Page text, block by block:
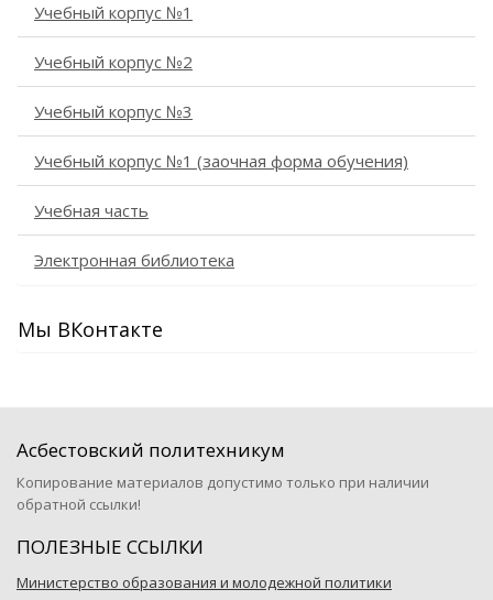
Учебный корпус №1
Учебный корпус №2
Учебный корпус №3
Учебный корпус №1 (заочная форма обучения)
Учебная часть
Электронная библиотека
Мы ВКонтакте
Асбестовский политехникум
Копирование материалов допустимо только при наличии
обратной ссылки!
ПОЛЕЗНЫЕ ССЫЛКИ
Министерство образования и молодежной политики